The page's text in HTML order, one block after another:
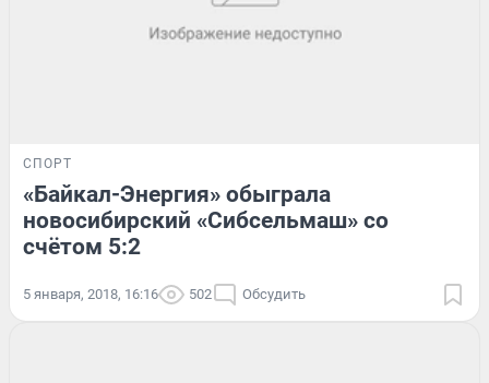
СПОРТ
«Байкал-Энергия» обыграла
новосибирский «Сибсельмаш» со
счётом 5:2
5 января, 2018, 16:16 502 Обсудить